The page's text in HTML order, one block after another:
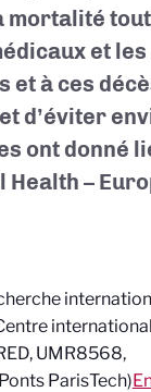
et
à ces
d’éviter
ont donné
Health –
UMR8568,
ParisTech)